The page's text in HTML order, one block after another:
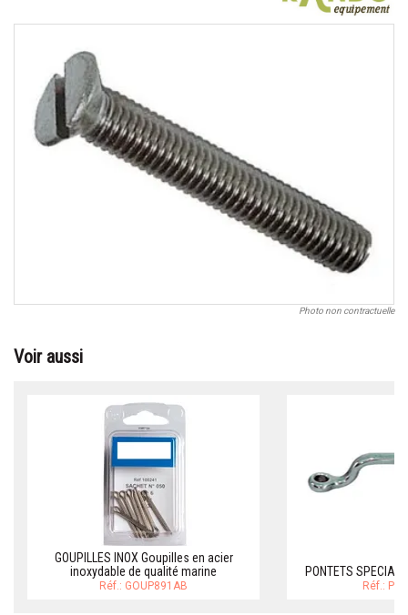
Photo non contractuelle
Voir aussi
GOUPILLES INOX Goupilles en acier
inoxydable de qualité marine
Réf.: GOUP891AB
PONTETS
Réf.: